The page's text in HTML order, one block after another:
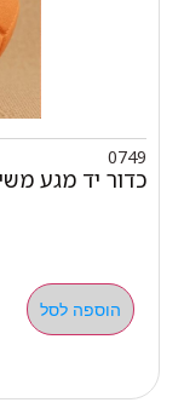
0749
כדור יד מגע משי 0
הוספה לסל